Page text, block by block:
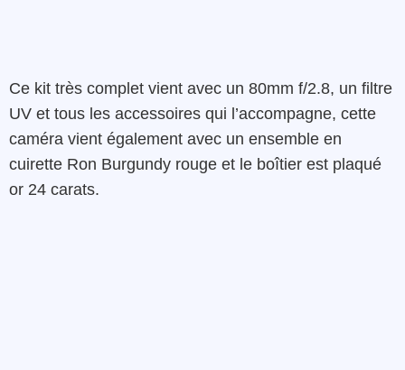
Ce kit très complet vient avec un 80mm f/2.8, un filtre
UV et tous les accessoires qui l’accompagne, cette
caméra vient également avec un ensemble en
cuirette Ron Burgundy rouge et le boîtier est plaqué
or 24 carats.